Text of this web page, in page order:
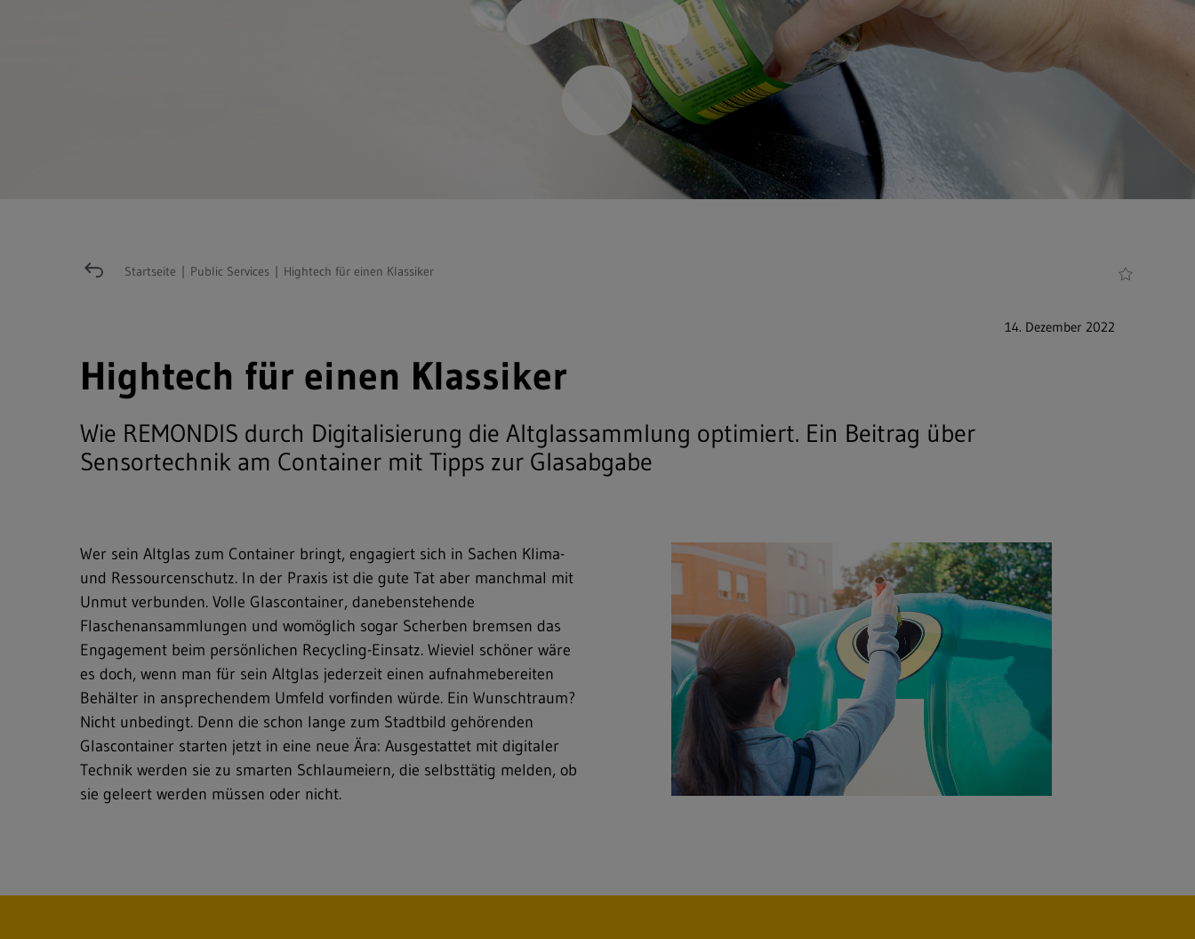
Startseite | Public Services | Hightech für einen Klassiker
14. Dezember 2022
Hightech für einen Klassiker
Wie REMONDIS durch Digitalisierung die Altglassammlung optimiert. Ein Beitrag über
Sensortechnik am Container mit Tipps zur Glasabgabe
Wer sein Altglas zum Container bringt, engagiert sich in Sachen Klima-
und Ressourcenschutz. In der Praxis ist die gute Tat aber manchmal mit
Unmut verbunden. Volle Glascontainer, danebenstehende
Flaschenansammlungen und womöglich sogar Scherben bremsen das
Engagement beim persönlichen Recycling-Einsatz. Wieviel schöner wäre
es doch, wenn man für sein Altglas jederzeit einen aufnahmebereiten
Behälter in ansprechendem Umfeld vorfinden würde. Ein Wunschtraum?
Nicht unbedingt. Denn die schon lange zum Stadtbild gehörenden
Glascontainer starten jetzt in eine neue Ära: Ausgestattet mit digitaler
Technik werden sie zu smarten Schlaumeiern, die selbsttätig melden, ob
sie geleert werden müssen oder nicht.